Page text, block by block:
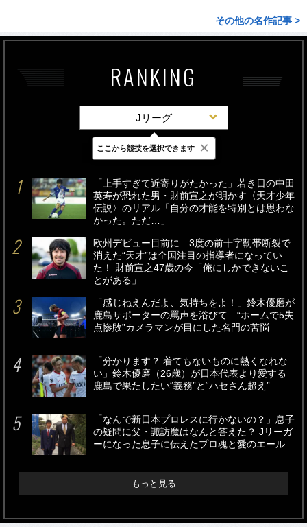
その他の名作記事 >
RANKING
Jリーグ
最新 24時間 週間
「上手すぎて近寄りがたかった」若き日の中田
英寿が恐れた男・財前宣之が明かす〈天才少年
伝説〉のリアル「自分の才能を特別とは思わな
かった。ただ…」
欧州デビュー目前に…3度の前十字靭帯断裂で
消えた“天才”は全国注目の指導者になってい
た！ 財前宣之47歳の今「俺にしかできないこ
とがある」
「感じねえんだよ、気持ちをよ！」鈴木優磨が
鹿島サポーターの罵声を浴びて…“ホームで5失
点惨敗”カメラマンが目にした名門の苦悩
「分かります？ 着てもないものに熱くなれな
い」鈴木優磨（26歳）が日本代表より愛する
鹿島で果たしたい“義務”と“ハセさん超え”
「なんで新日本プロレスに行かないの？」息子
の疑問に父・諏訪魔はなんと答えた？ Jリーガ
ーになった息子に伝えたプロ魂と愛のエール
もっと見る
ここから競技を選択できます ×